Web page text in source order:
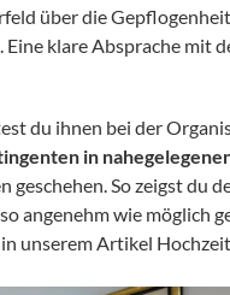
über die
klare Absprache mit
du ihnen bei der
in
So zeigst du
angenehm wie möglich
unserem Artikel